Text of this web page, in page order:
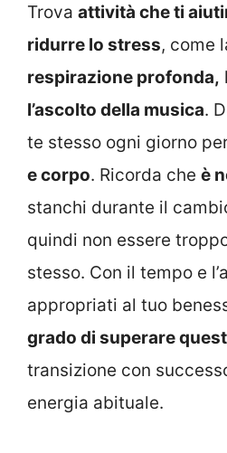
Trova attività che ti
ridurre lo stress, come
respirazione profonda,
l’ascolto della musica.
te stesso ogni giorno
e corpo. Ricorda che è
stanchi durante il
quindi non essere
stesso. Con il tempo e
appropriati al tuo
grado di superare
transizione con
energia abituale.